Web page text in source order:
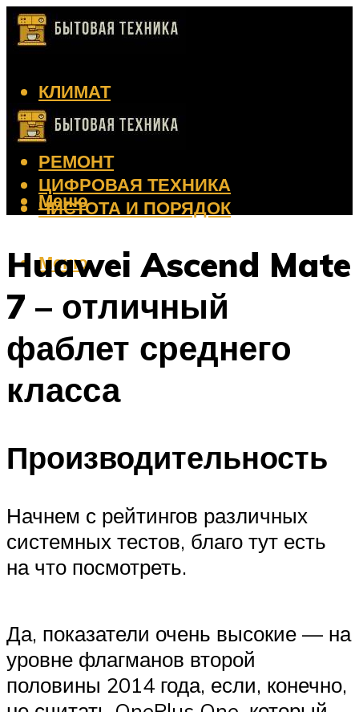
КЛИМАТ
КРАСОТА
КУХНЯ
РЕМОНТ
ЦИФРОВАЯ ТЕХНИКА
ЧИСТОТА И ПОРЯДОК
Меню
Меню
Huawei Ascend Mate
7 – отличный
фаблет среднего
класса
Производительность
Начнем с рейтингов различных
системных тестов, благо тут есть
на что посмотреть.
Да, показатели очень высокие — на
уровне флагманов второй
половины 2014 года, если, конечно,